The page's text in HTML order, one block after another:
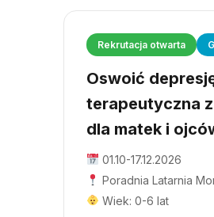
Rekrutacja otwarta
Oswoić
terapeutyczna
dla matek i
01.10-17.12.2026
Poradnia Latarnia
Wiek: 0-6 lat